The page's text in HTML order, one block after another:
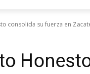
consolida su fuerza en